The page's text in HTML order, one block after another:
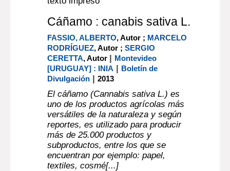
Cáñamo : canabis sativa L.
FASSIO, ALBERTO, Autor ; MARCELO
RODRÍGUEZ, Autor ;SERGIO
CERETTA, Autor | Montevideo
[URUGUAY] : INIA | Boletín de
Divulgación |2013
El cáñamo (Cannabis sativa L.) es
uno de los productos agrícolas más
versátiles de la naturaleza y según
reportes, es utilizado para producir
más de 25.000 productos y
subproductos, entre los que se
encuentran por ejemplo: papel,
textiles, cosmé[...]